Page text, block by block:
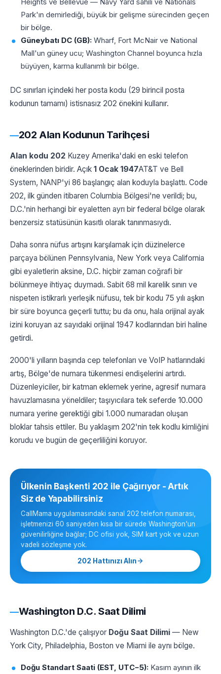
Park'ın demirlediği, büyük bir gelişme sürecinden geçen
bir bölge.
Güneybatı DC (GB): Wharf, Fort McNair ve National
Mall'un güney ucu; Washington Channel boyunca hızla
büyüyen, karma kullanımlı bir bölge.
DC sınırları içindeki her posta kodu (29 birincil posta
kodunun tamamı) istisnasız 202 önekini kullanır.
202 Alan Kodunun Tarihçesi
Alan kodu 202 Kuzey Amerika'daki en eski telefon
öneklerinden biridir. Açık 1 Ocak 1947AT&T ve Bell
System, NANP'yi 86 başlangıç ​​alan koduyla başlattı. Code
202, ilk günden itibaren Columbia Bölgesi'ne verildi; bu,
D.C.'nin herhangi bir eyaletten ayrı bir federal bölge olarak
benzersiz statüsünün kasıtlı olarak tanınmasıydı.
Daha sonra nüfus artışını karşılamak için düzinelerce
parçaya bölünen Pennsylvania, New York veya California
gibi eyaletlerin aksine, D.C. hiçbir zaman coğrafi bir
bölünmeye ihtiyaç duymadı. Sabit 68 mil karelik sınırı ve
nispeten istikrarlı yerleşik nüfusu, tek bir kodu 75 yılı aşkın
bir süre boyunca geçerli tuttu; bu da onu, hala orijinal ayak
izini koruyan az sayıdaki orijinal 1947 kodlarından biri haline
getirdi.
2000'li yılların başında cep telefonları ve VoIP hatlarındaki
artış, Bölge'de numara tükenmesi endişelerini artırdı.
Düzenleyiciler, bir katman eklemek yerine, agresif numara
havuzlamasına yöneldiler; taşıyıcılara tek seferde 10.000
numara yerine gerektiği gibi 1.000 numaradan oluşan
bloklar tahsis ettiler. Bu yaklaşım 202'nin tek kodlu kimliğini
korudu ve bugün de geçerliliğini koruyor.
Ülkenin Başkenti 202 ile Çağırıyor - Artık
Siz de Yapabilirsiniz
CallMama uygulamasındaki sanal 202 telefon numarası,
işletmenizi 60 saniyeden kısa bir sürede Washington'un
güvenilirliğine bağlar; DC ofisi yok, SIM kart yok ve uzun
vadeli sözleşme yok.
202 Hattınızı Alın
Washington D.C. Saat Dilimi
Washington D.C.'de çalışıyor Doğu Saat Dilimi — New
York City, Philadelphia, Boston ve Miami ile aynı bölge.
Doğu Standart Saati (EST, UTC−5): Kasım ayının ilk